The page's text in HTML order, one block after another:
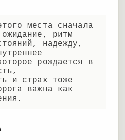
места сначала
ритм
надежду,
рождается в
и страх тоже
важна как